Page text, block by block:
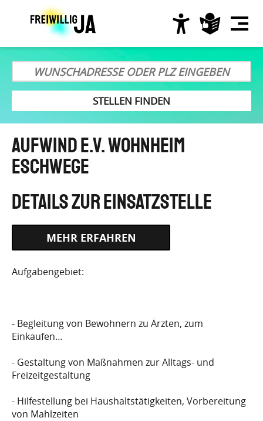
Hauptnavigation
Aufwind e.V. Wohnheim
Eschwege
ESCHWEGE/524288
Aufgabengebiet:
- Begleitung von Bewohnern zu Ärzten, zum
Einkaufen…
- Gestaltung von Maßnahmen zur Alltags- und
Freizeitgestaltung
- Hilfestellung bei Haushaltstätigkeiten, Vorbereitung
von Mahlzeiten